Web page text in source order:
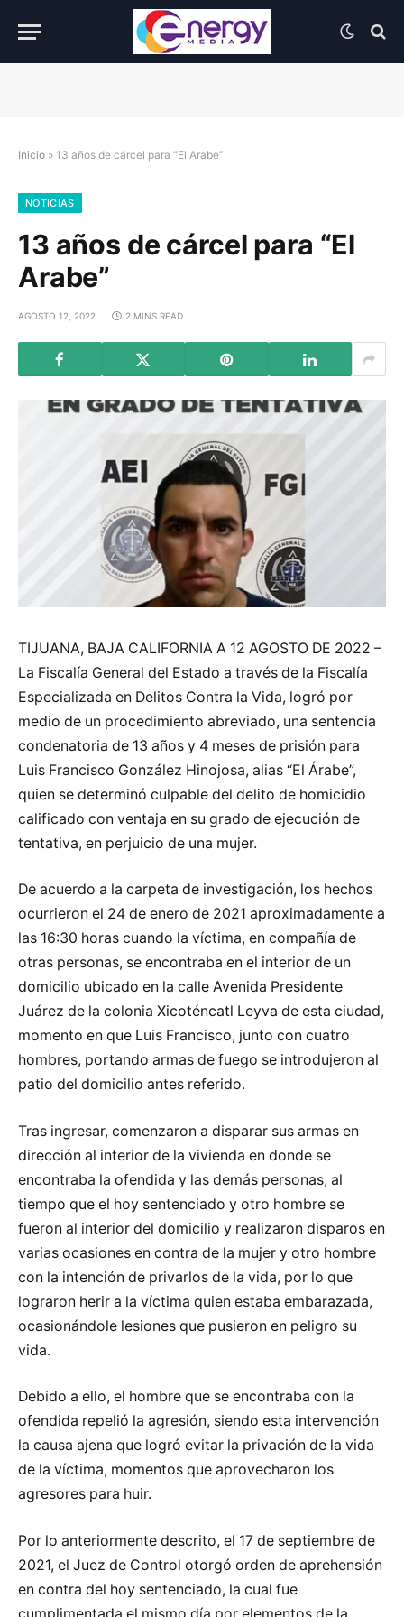
Inicio » 13 años de cárcel para “El Arabe”
NOTICIAS
13 años de cárcel para “El
Arabe”
AGOSTO 12, 2022 2 MINS READ
TIJUANA, BAJA CALIFORNIA A 12 AGOSTO DE 2022 –
La Fiscalía General del Estado a través de la Fiscalía
Especializada en Delitos Contra la Vida, logró por
medio de un procedimiento abreviado, una sentencia
condenatoria de 13 años y 4 meses de prisión para
Luis Francisco González Hinojosa, alias “El Árabe”,
quien se determinó culpable del delito de homicidio
calificado con ventaja en su grado de ejecución de
tentativa, en perjuicio de una mujer.
De acuerdo a la carpeta de investigación, los hechos
ocurrieron el 24 de enero de 2021 aproximadamente a
las 16:30 horas cuando la víctima, en compañía de
otras personas, se encontraba en el interior de un
domicilio ubicado en la calle Avenida Presidente
Juárez de la colonia Xicoténcatl Leyva de esta ciudad,
momento en que Luis Francisco, junto con cuatro
hombres, portando armas de fuego se introdujeron al
patio del domicilio antes referido.
Tras ingresar, comenzaron a disparar sus armas en
dirección al interior de la vivienda en donde se
encontraba la ofendida y las demás personas, al
tiempo que el hoy sentenciado y otro hombre se
fueron al interior del domicilio y realizaron disparos en
varias ocasiones en contra de la mujer y otro hombre
con la intención de privarlos de la vida, por lo que
lograron herir a la víctima quien estaba embarazada,
ocasionándole lesiones que pusieron en peligro su
vida.
Debido a ello, el hombre que se encontraba con la
ofendida repelió la agresión, siendo esta intervención
la causa ajena que logró evitar la privación de la vida
de la víctima, momentos que aprovecharon los
agresores para huir.
Por lo anteriormente descrito, el 17 de septiembre de
2021, el Juez de Control otorgó orden de aprehensión
en contra del hoy sentenciado, la cual fue
cumplimentada el mismo día por elementos de la